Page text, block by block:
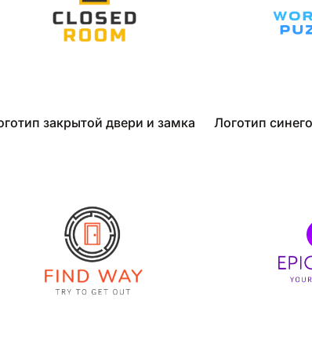
закрытой двери и замка Логотип